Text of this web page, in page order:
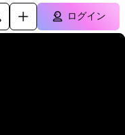
ログイン